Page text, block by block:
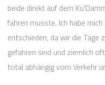
beide direkt auf dem
fahren musste. Ich habe
entschieden, da wir die Tage
gefahren sind und ziemlich
total abhängig vom Verkehr